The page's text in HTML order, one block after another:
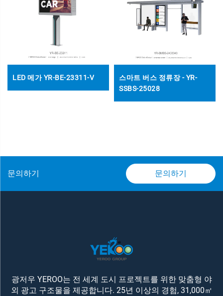
LED 메가 YR-BE-23311-V
스마트 버스 정류장 - YR-
SSBS-25028
문의하기 문의하기
광저우 YEROO는 전 세계 도시 프로젝트를 위한 맞춤형 야
외 광고 구조물을 제공합니다. 25년 이상의 경험, 31,000㎡